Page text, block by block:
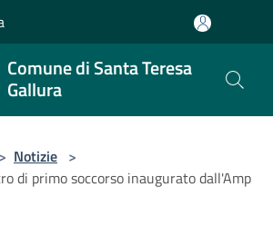
Comune di Santa Teresa
Gallura
> Notizie >
di primo soccorso inaugurato dall'Amp